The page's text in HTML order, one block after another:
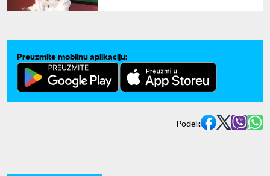
Preuzmite mobilnu aplikaciju:
Podeli: